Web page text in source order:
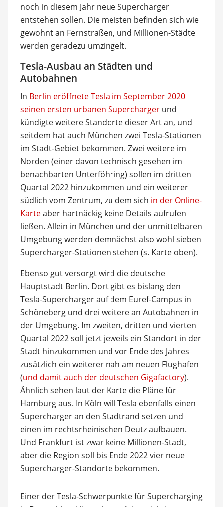
noch in diesem Jahr neue Supercharger
entstehen sollen. Die meisten befinden sich wie
gewohnt an Fernstraßen, und Millionen-Städte
werden geradezu umzingelt.
Tesla-Ausbau an Städten und
Autobahnen
In Berlin eröffnete Tesla im September 2020
seinen ersten urbanen Superchargerund
kündigte weitere Standorte dieser Art an, und
seitdem hat auch München zwei Tesla-Stationen
im Stadt-Gebiet bekommen. Zwei weitere im
Norden (einer davon technisch gesehen im
benachbarten Unterföhring) sollen im dritten
Quartal 2022 hinzukommen und ein weiterer
südlich vom Zentrum, zu dem sich in der Online-
Karteaber hartnäckig keine Details aufrufen
ließen. Allein in München und der unmittelbaren
Umgebung werden demnächst also wohl sieben
Supercharger-Stationen stehen (s. Karte oben).
Ebenso gut versorgt wird die deutsche
Hauptstadt Berlin. Dort gibt es bislang den
Tesla-Supercharger auf dem Euref-Campus in
Schöneberg und drei weitere an Autobahnen in
der Umgebung. Im zweiten, dritten und vierten
Quartal 2022 soll jetzt jeweils ein Standort in der
Stadt hinzukommen und vor Ende des Jahres
zusätzlich ein weiterer nah am neuen Flughafen
(und damit auch der deutschen Gigafactory).
Ähnlich sehen laut der Karte die Pläne für
Hamburg aus. In Köln will Tesla ebenfalls einen
Supercharger an den Stadtrand setzen und
einen im rechtsrheinischen Deutz aufbauen.
Und Frankfurt ist zwar keine Millionen-Stadt,
aber die Region soll bis Ende 2022 vier neue
Supercharger-Standorte bekommen.
Einer der Tesla-Schwerpunkte für Supercharging